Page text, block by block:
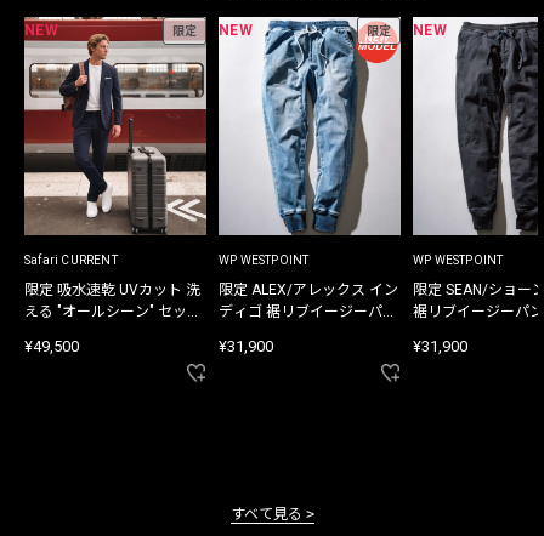
NEW 限定
Safari CURRENT
限定 吸水速乾 UVカット 洗
える "オールシーン" セット
¥49,500
NEW 限定
WP WESTPOINT
限定 ALEX/アレックス イン
ディゴ 裾リブイージーパン
¥31,900
NEW
WP WESTPOINT
限定 SEAN/ショー
裾リブイージーパ
¥31,900
すべて見る